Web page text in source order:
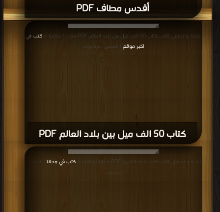
أقدس مطاف PDF
كتاب 50 الف ميل بين بلاد العالم PDF
قراءة و تحميل كتاب كتاب 50 الف ميل بين بلاد العالم PDF مجانا | مكتبة >
كتب في
اكبر موقع
| التحميل : مرة/مرات
قراءة و تحميل كتاب كتاب لبدة الكبرى PDF مجانا | مكتبة > كتب في مجانا | التحميل :
مرة/مرات